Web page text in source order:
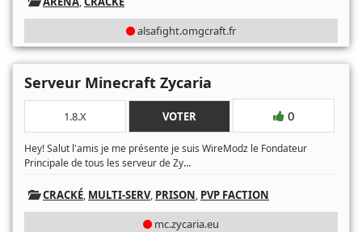
alsafight.omgcraft.fr
Serveur Minecraft Zycaria
1.8.X VOTER 0
Hey! Salut l'amis je me présente je suis WireModz le Fondateur
Principale de tous les serveur de Zy...
CRACKÉ, MULTI-SERV, PRISON, PVP FACTION
mc.zycaria.eu